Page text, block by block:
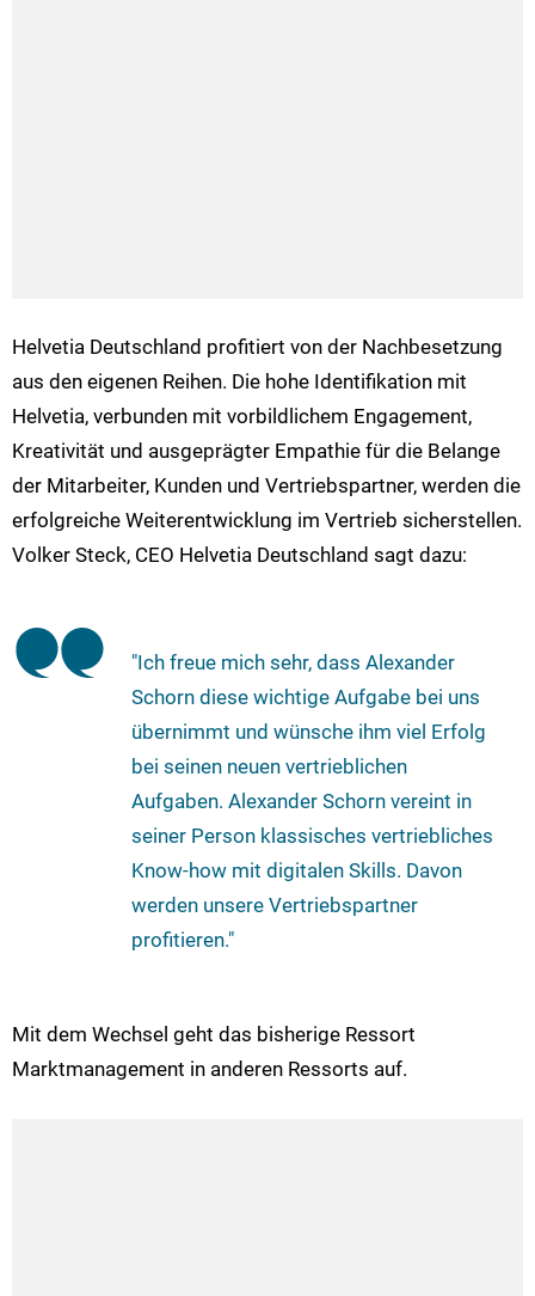
Helvetia Deutschland profitiert von der Nachbesetzung
aus den eigenen Reihen. Die hohe Identifikation mit
Helvetia, verbunden mit vorbildlichem Engagement,
Kreativität und ausgeprägter Empathie für die Belange
der Mitarbeiter, Kunden und Vertriebspartner, werden die
erfolgreiche Weiterentwicklung im Vertrieb sicherstellen.
Volker Steck, CEO Helvetia Deutschland sagt dazu:
"Ich freue mich sehr, dass Alexander
Schorn diese wichtige Aufgabe bei uns
übernimmt und wünsche ihm viel Erfolg
bei seinen neuen vertrieblichen
Aufgaben. Alexander Schorn vereint in
seiner Person klassisches vertriebliches
Know-how mit digitalen Skills. Davon
werden unsere Vertriebspartner
profitieren."
Mit dem Wechsel geht das bisherige Ressort
Marktmanagement in anderen Ressorts auf.